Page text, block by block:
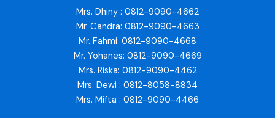
Mrs. Dhiny : 0812-9090-4662
Mr. Candra: 0812-9090-4663
Mr. Fahmi: 0812-9090-4668
Mr. Yohanes: 0812-9090-4669
Mrs. Riska: 0812-9090-4462
Mrs. Dewi : 0812-8058-8834
Mrs. Mifta : 0812-9090-4466